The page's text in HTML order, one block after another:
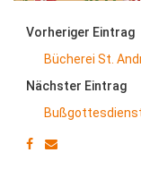
Vorheriger Eintrag
Bücherei St.
Nächster Eintrag